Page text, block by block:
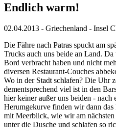
Endlich warm!
02.04.2013 - Griechenland - Insel
Die Fähre nach Patras spuckt am
Trucks auch uns beide an Land.
Bord verbracht haben und nicht
diversen Restaurant-Couches
Wo in der Stadt schlafen? Die Uhr
dementsprechend viel ist in den
hier keiner außer uns beiden - nach
Herumgekurve finden wir dann
mit Meerblick, wie wir am
unter die Dusche und schlafen so